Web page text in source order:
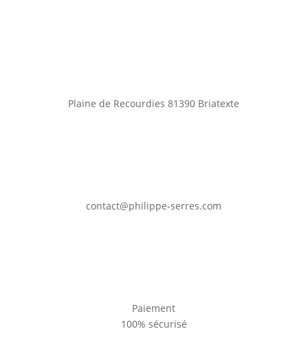
Plaine de Recourdies81390 Briatexte
contact@philippe-serres.com
Paiement
100% sécurisé